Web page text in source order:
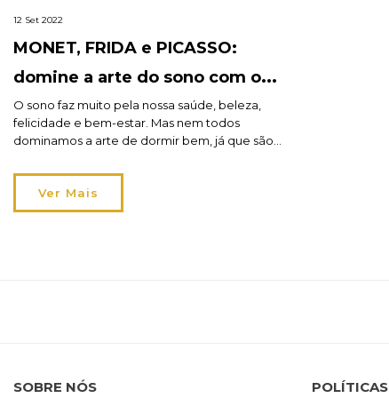
12 Set 2022
MONET, FRIDA e PICASSO:
domine a arte do sono com os
nossos colchões!
O sono faz muito pela nossa saúde, beleza,
felicidade e bem-estar. Mas nem todos
dominamos a arte de dormir bem, já que são
determinam a qualidade do descanso. Tão
importante quanto criar uma rotina de sono
que lhe permita “desligar” do stress e das
Ver Mais
SOBRE NÓS POLÍTICAS